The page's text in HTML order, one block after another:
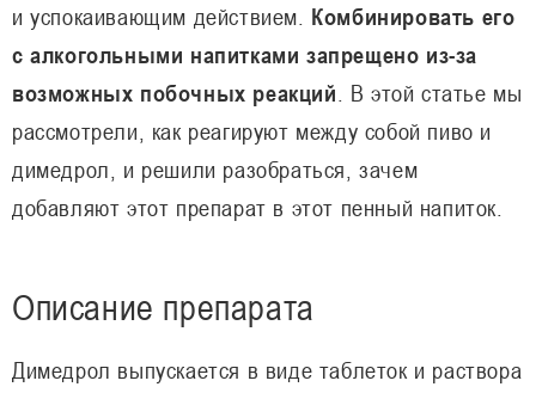
и успокаивающим действием. Комбинировать его
с алкогольными напитками запрещено из-за
возможных побочных реакций . В этой статье мы
рассмотрели, как реагируют между собой пиво и
димедрол, и решили разобраться, зачем
добавляют этот препарат в этот пенный напиток.
Описание препарата
Димедрол выпускается в виде таблеток и раствора